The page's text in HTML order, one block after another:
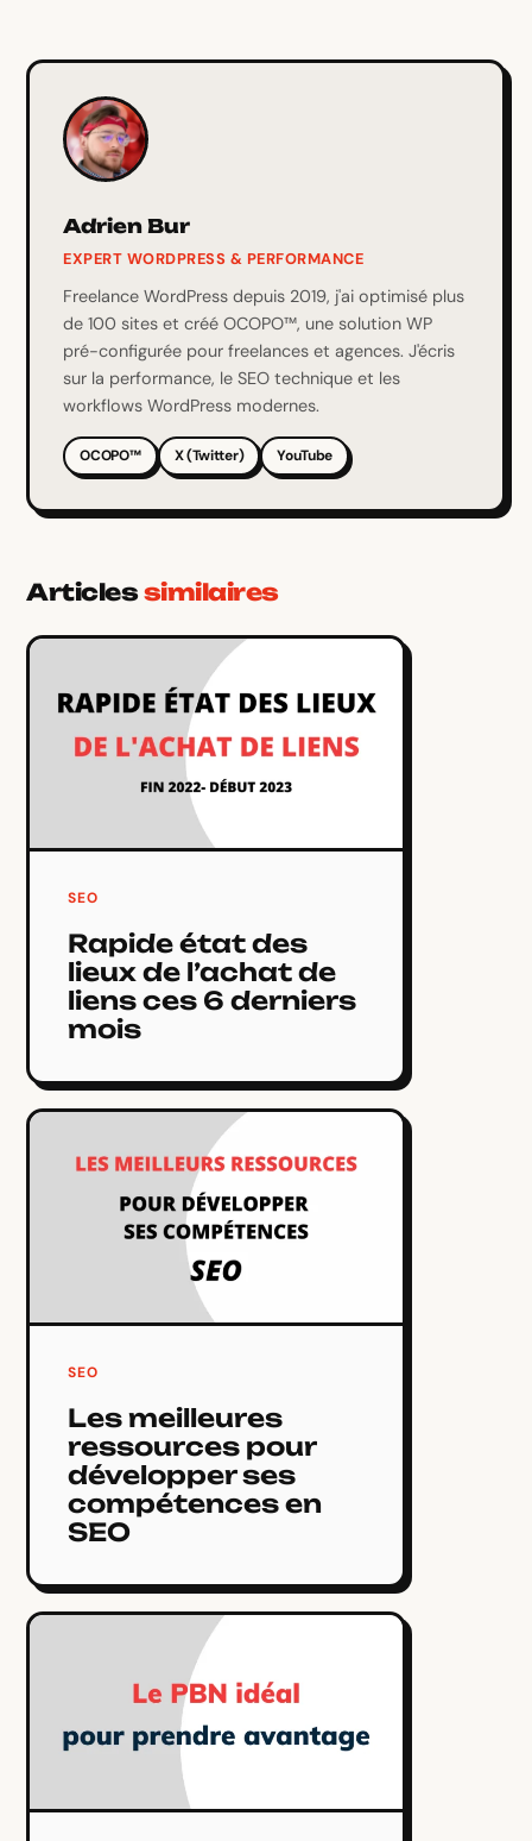
Adrien Bur
EXPERT WORDPRESS & PERFORMANCE
Freelance WordPress depuis 2019, j'ai optimisé plus
de 100 sites et créé OCOPO™, une solution WP
pré-configurée pour freelances et agences. J'écris
sur la performance, le SEO technique et les
workflows WordPress modernes.
OCOPO™ X (Twitter) YouTube
Articlessimilaires
SEO
Rapide état des
lieux de l’achat de
liens ces 6 derniers
mois
SEO
Les meilleures
ressources pour
développer ses
compétences en
SEO